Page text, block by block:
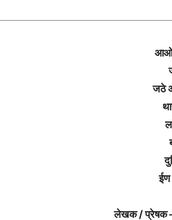
आओ
जठे
ईण
लेखक / प्रेषक –